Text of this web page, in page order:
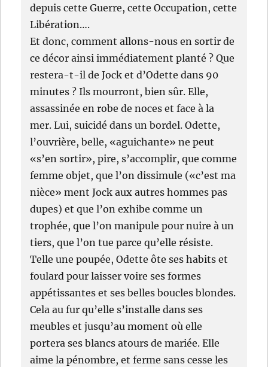
depuis cette Guerre, cette Occupation, cette
Libération….
Et donc, comment allons-nous en sortir de
ce décor ainsi immédiatement planté ? Que
restera-t-il de Jock et d’Odette dans 90
minutes ? Ils mourront, bien sûr. Elle,
assassinée en robe de noces et face à la
mer. Lui, suicidé dans un bordel. Odette,
l’ouvrière, belle, «aguichante» ne peut
«s’en sortir», pire, s’accomplir, que comme
femme objet, que l’on dissimule («c’est ma
nièce» ment Jock aux autres hommes pas
dupes) et que l’on exhibe comme un
trophée, que l’on manipule pour nuire à un
tiers, que l’on tue parce qu’elle résiste.
Telle une poupée, Odette ôte ses habits et
foulard pour laisser voire ses formes
appétissantes et ses belles boucles blondes.
Cela au fur qu’elle s’installe dans ses
meubles et jusqu’au moment où elle
portera ses blancs atours de mariée. Elle
aime la pénombre, et ferme sans cesse les